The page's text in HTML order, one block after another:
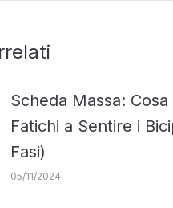
Scheda Massa: Cosa
Fatichi a Sentire i
Fasi)
05/11/2024